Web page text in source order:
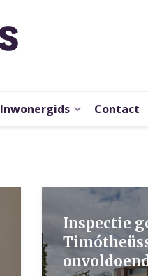
Inwonergids Contact
Inspectie